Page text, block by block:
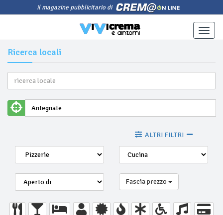
il magazine pubblicitario di
Toggle
Ricerca locali
ALTRI FILTRI
Fascia prezzo